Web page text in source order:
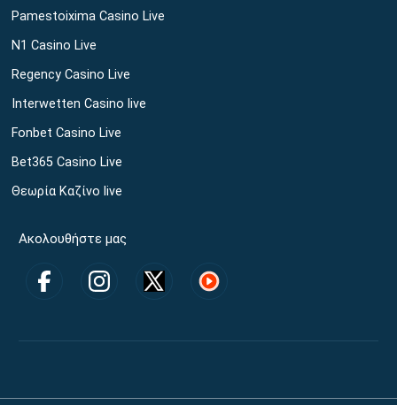
Pamestoixima Casino Live
N1 Casino Live
Regency Casino Live
Interwetten Casino live
Fonbet Casino Live
Bet365 Casino Live
Θεωρία Καζίνο live
Ακολουθήστε μας